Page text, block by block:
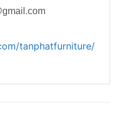
tanphatfurniture/